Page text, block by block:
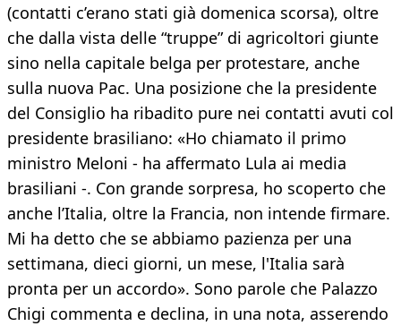
(contatti c’erano stati già domenica scorsa), oltre
che dalla vista delle “truppe” di agricoltori giunte
sino nella capitale belga per protestare, anche
sulla nuova Pac. Una posizione che la presidente
del Consiglio ha ribadito pure nei contatti avuti col
presidente brasiliano: «Ho chiamato il primo
ministro Meloni - ha affermato Lula ai media
brasiliani -. Con grande sorpresa, ho scoperto che
anche l’Italia, oltre la Francia, non intende firmare.
Mi ha detto che se abbiamo pazienza per una
settimana, dieci giorni, un mese, l'Italia sarà
pronta per un accordo». Sono parole che Palazzo
Chigi commenta e declina, in una nota, asserendo